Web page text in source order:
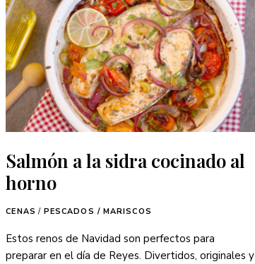
Salmón a la sidra cocinado al
horno
CENAS / PESCADOS / MARISCOS
Estos renos de Navidad son perfectos para
preparar en el día de Reyes. Divertidos, originales y